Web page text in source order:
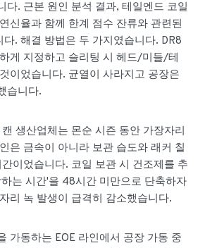
다. 근본 원인 분석 결과, 테일엔드 코일
신율과 함께 한계 점수 잔류와 관련된
. 해결 방법은 두 가지였습니다. DR8
게 지정하고 슬리팅 시 헤드/미들/테
이었습니다. 균열이 사라지고 공장은
습니다.
생산업체는 몬순 시즌 동안 가장자리
은 금속이 아니라 보관 습도와 래커 칠
이었습니다. 코일 보관 시 건조제를 추
는 시간'을 48시간 미만으로 단축하자
리 녹 발생이 급격히 감소했습니다.
가동하는 EOE 라인에서 공장 가동 중